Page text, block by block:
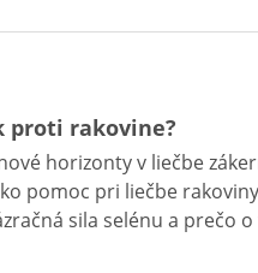
proti rakovine?
horizonty v liečbe
pomoc pri liečbe
sila selénu a prečo